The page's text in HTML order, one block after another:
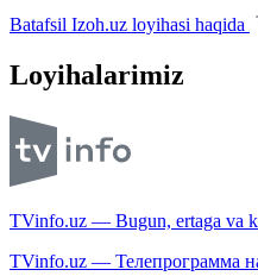
Batafsil Izoh.uz loyihasi haqida
Loyihalarimiz
TVinfo.uz — Bugun, ertaga va
TVinfo.uz — Телепрограмма